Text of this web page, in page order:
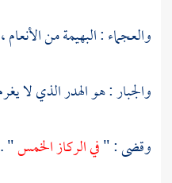
والعجماء : البهيمة من
والجبار : هو الهدر الذي لا
وقضى : "في الركاز الخمس" .